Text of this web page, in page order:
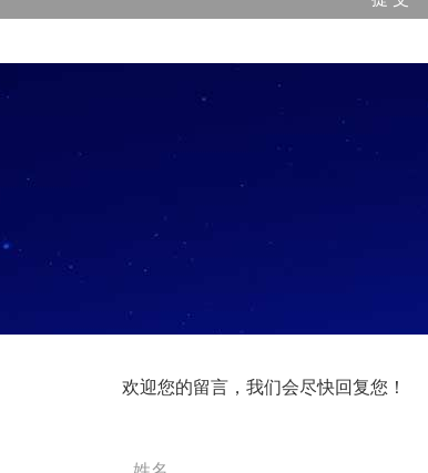
欢迎您的留言，我们会尽快回复您！